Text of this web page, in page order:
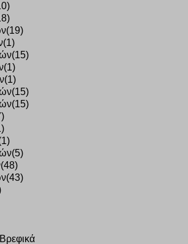
(19)
(1)
(15)
(1)
(1)
(15)
(15)
(5)
(48)
(43)